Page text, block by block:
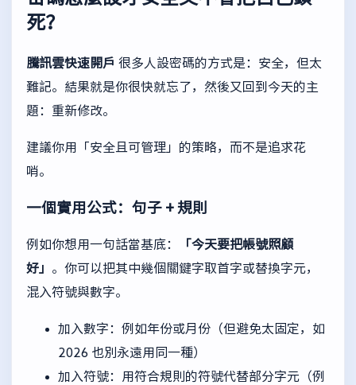
死？
騰訊雲快速開戶 很多人設密碼的方式是：安全，但太
難記。結果就是你很快就忘了，然後又回到今天的主
題：重新修改。
建議你用「安全且可管理」的策略，而不是追求花
哨。
一個實用公式：句子 + 規則
例如你想用一句話當基底：
「今天要把帳號照顧
好」 。你可以把其中幾個關鍵字取首字或替換字元，
混入符號與數字。
加入數字：例如年份或月份（但避免太固定，如
2026 也別永遠用同一種）
加入符號：用符合規則的符號代替部分字元（例